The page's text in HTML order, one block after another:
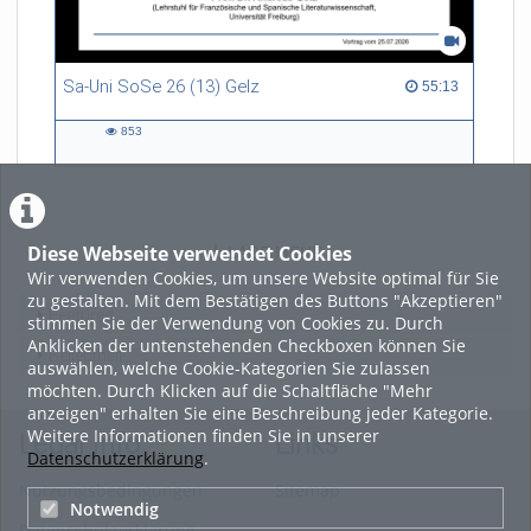
Diese Webseite verwendet Cookies
Wir verwenden Cookies, um unsere Website optimal für Sie
zu gestalten. Mit dem Bestätigen des Buttons "Akzeptieren"
stimmen Sie der Verwendung von Cookies zu. Durch
Anklicken der untenstehenden Checkboxen können Sie
auswählen, welche Cookie-Kategorien Sie zulassen
möchten. Durch Klicken auf die Schaltfläche "Mehr
anzeigen" erhalten Sie eine Beschreibung jeder Kategorie.
Weitere Informationen finden Sie in unserer
Datenschutzerklärung.
Notwendig
(Pathologisches Institut,
Universitätsklinikum Freiburg)
Sa-Uni SoSe 26 (13) Gelz 55:13
55:13 duration
853
LADE MEHR
Featured
Beliebtheit
Legal Info
Nutzungsbedingungen
Links
Sitemap